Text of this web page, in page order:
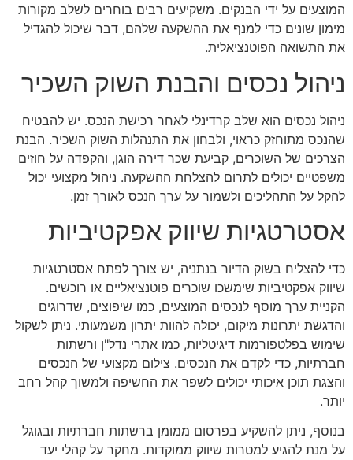
המוצעים על ידי הבנקים. משקיעים רבים בוחרים לשלב מקורות
מימון שונים כדי למנף את ההשקעה שלהם, דבר שיכול להגדיל
את התשואה הפוטנציאלית.
ניהול נכסים והבנת השוק השכיר
ניהול נכסים הוא שלב קרדינלי לאחר רכישת הנכס. יש להבטיח
שהנכס מתוחזק כראוי, ולבחון את התנהלות השוק השכיר. הבנת
הצרכים של השוכרים, קביעת שכר דירה הוגן, והקפדה על חוזים
משפטיים יכולים לתרום להצלחת ההשקעה. ניהול מקצועי יכול
להקל על התהליכים ולשמור על ערך הנכס לאורך זמן.
אסטרטגיות שיווק אפקטיביות
כדי להצליח בשוק הדיור בנתניה, יש צורך לפתח אסטרטגיות
שיווק אפקטיביות שימשכו שוכרים פוטנציאליים או רוכשים.
הקניית ערך מוסף לנכסים המוצעים, כמו שיפוצים, שדרוגים
והדגשת יתרונות מיקום, יכולה להוות יתרון משמעותי. ניתן לשקול
שימוש בפלטפורמות דיגיטליות, כמו אתרי נדל"ן ורשתות
חברתיות, כדי לקדם את הנכסים. צילום מקצועי של הנכסים
והצגת תוכן איכותי יכולים לשפר את החשיפה ולמשוך קהל רחב
יותר.
בנוסף, ניתן להשקיע בפרסום ממומן ברשתות חברתיות ובגוגל
על מנת להגיע למטרות שיווק ממוקדות. מחקר על קהלי יעד